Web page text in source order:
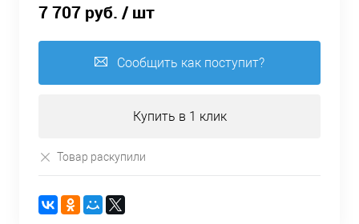
7 707 руб. / шт
Сообщить как поступит?
Купить в 1 клик
Товар раскупили